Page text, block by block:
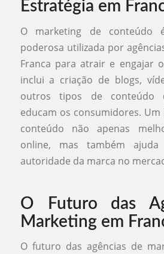
Estratégia em
O marketing de conteúdo
poderosa utilizada por
Franca para atrair e engajar
inclui a criação de blogs,
outros tipos de conteúdo
educam os consumidores.
conteúdo não apenas
online, mas também
autoridade da marca no
O Futuro das
Marketing em
O futuro das agências de